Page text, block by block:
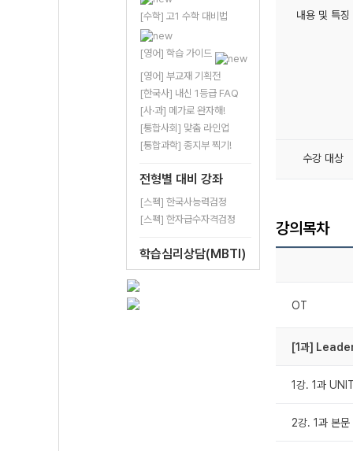
[수학] 고1 수학 대비법
[영어] 학습 가이드
[영어] 부교재 기획전
[한국사] 내신 1등급 FAQ
[사·과] 메가로 완자해!
[통합사회] 맞춤 라인업
[통합과학] 종지부 찍기!
전형별 대비 강좌
[스펙] 한국사능력검정
[스펙] 한자급수자격검정
학습심리상담(MBTI)
내용 및 특징
수강 대상
강의목차
OT
[1과]
1강. 1과
2강. 1과 본문